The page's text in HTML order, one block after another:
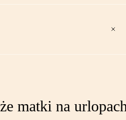
matki na